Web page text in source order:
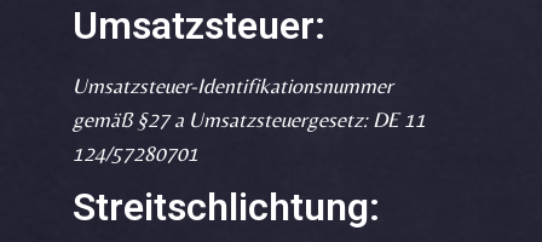
Umsatzsteuer:
Umsatzsteuer-Identifikationsnummer
gemäß §27 a Umsatzsteuergesetz: DE 11
124/57280701
Streitschlichtung: